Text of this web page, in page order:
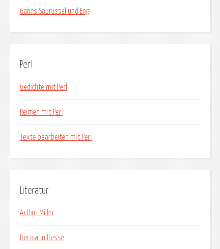
Gahns Saurüssel und Eng
Perl
Gedichte mit Perl
Reimen mit Perl
Texte bearbeiten mit Perl
Literatur
Arthur Miller
Hermann Hesse